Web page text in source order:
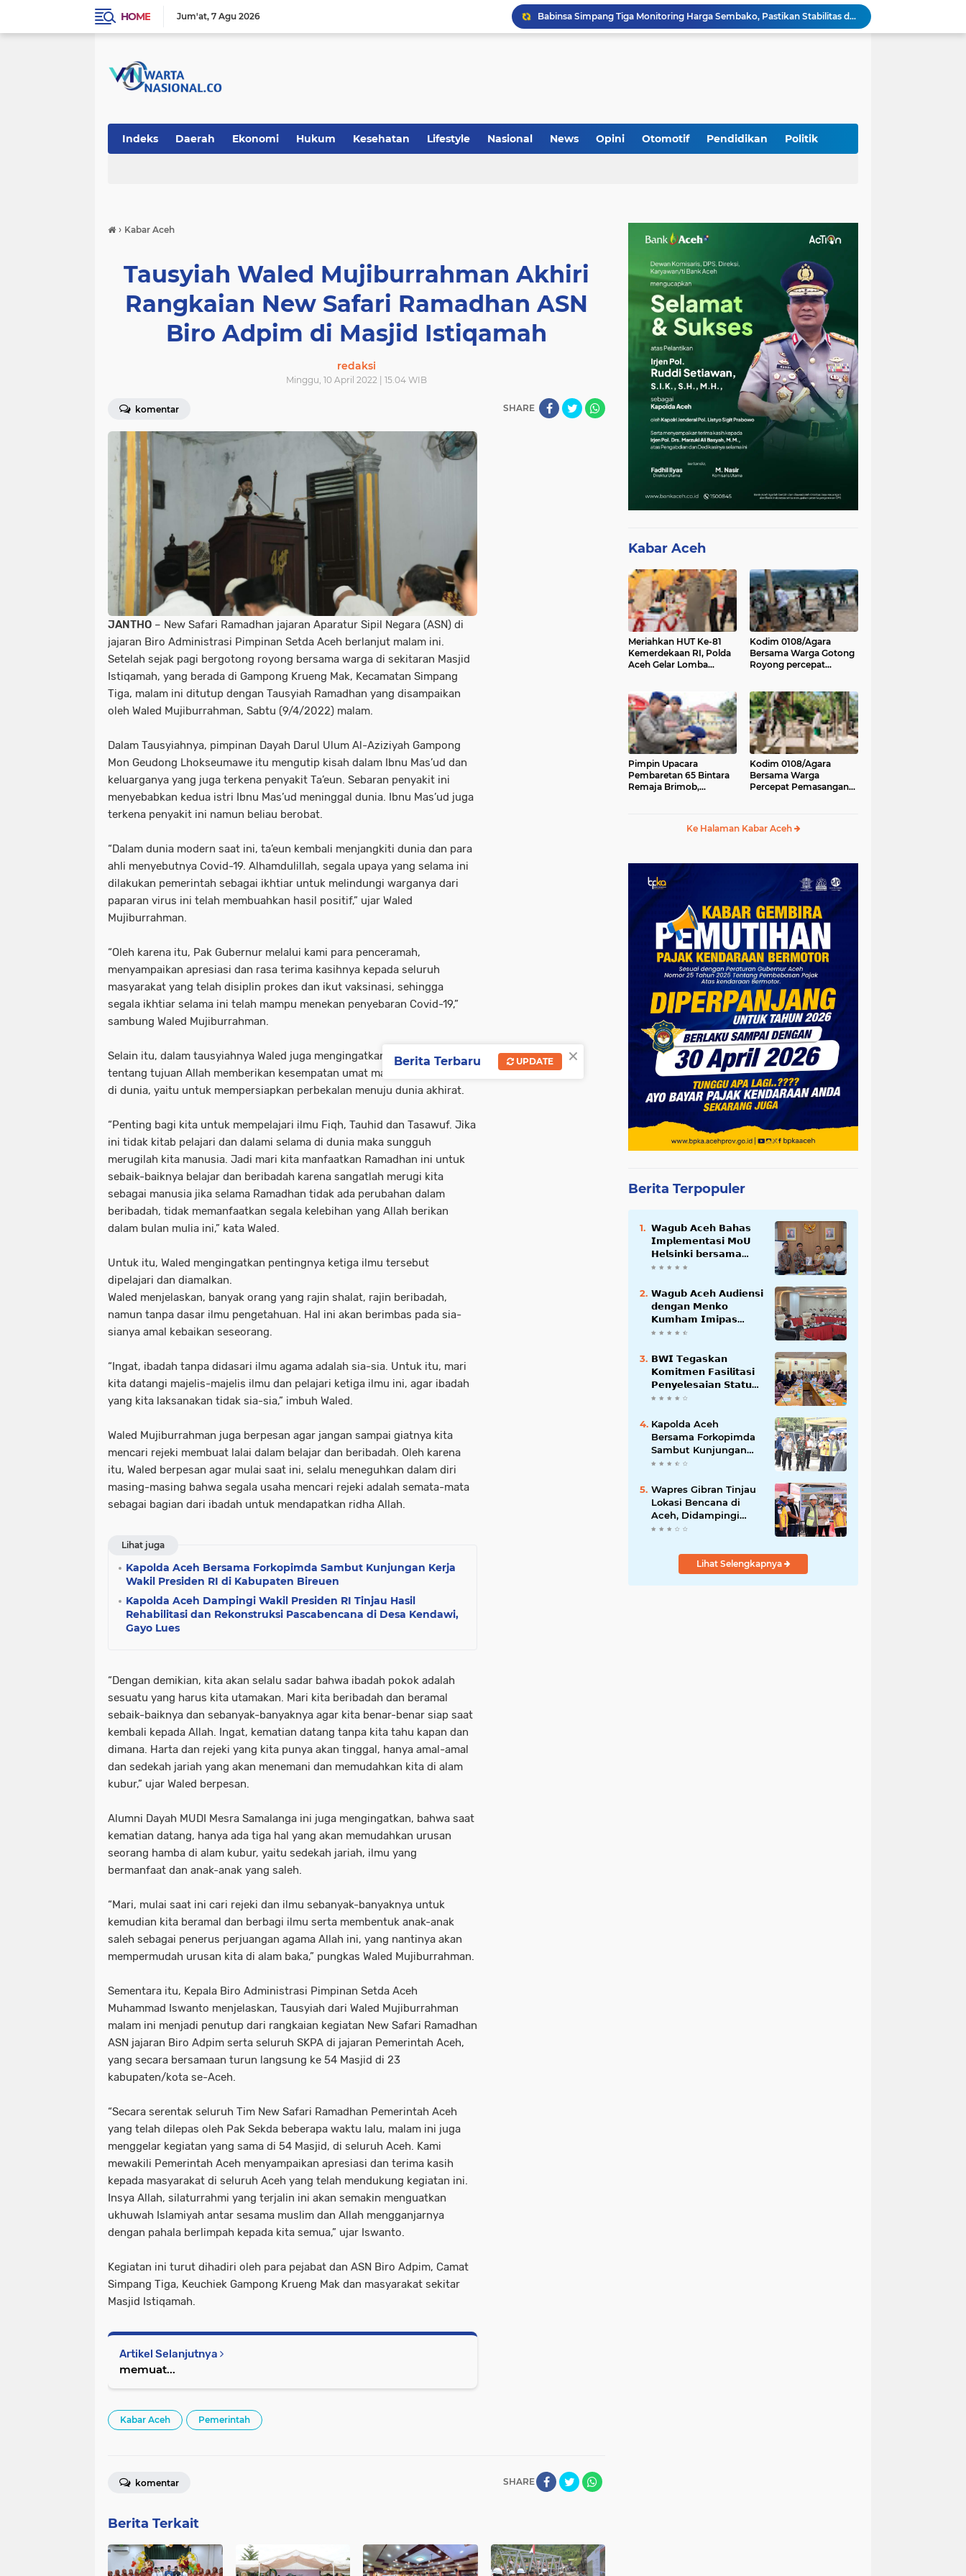
HOME Jum'at 7 Agu 2026
Babinsa Simpang Tiga Monitoring Harga Sembako, Pastikan Stabilitas dan Ketersediaan Bahan Pokok
Babinsa Lembah Seulawah Perkuat Sinergi dengan Tenaga Pendidik, Tekankan Pencegahan Kenakalan Remaja dan Bahaya Narkoba
Rp 2,5 Triliun Dana Kementan untuk Bencana, Pemerintah Aceh kelola Rp 9,7 M
Indeks Daerah Ekonomi Hukum Kesehatan Lifestyle Nasional News Opini Otomotif Pendidikan Politik
› Kabar Aceh
Tausyiah Waled Mujiburrahman Akhiri
Rangkaian New Safari Ramadhan ASN
Biro Adpim di Masjid Istiqamah
redaksi
Minggu, 10 April 2022 | 15.04 WIB
komentar SHARE
JANTHO – New Safari Ramadhan jajaran Aparatur Sipil Negara (ASN) di
jajaran Biro Administrasi Pimpinan Setda Aceh berlanjut malam ini.
Setelah sejak pagi bergotong royong bersama warga di sekitaran Masjid
Istiqamah, yang berada di Gampong Krueng Mak, Kecamatan Simpang
Tiga, malam ini ditutup dengan Tausyiah Ramadhan yang disampaikan
oleh Waled Mujiburrahman, Sabtu (9/4/2022) malam.
Dalam Tausyiahnya, pimpinan Dayah Darul Ulum Al-Aziziyah Gampong
Mon Geudong Lhokseumawe itu mengutip kisah dalam Ibnu Mas’ud dan
keluarganya yang juga terkena penyakit Ta’eun. Sebaran penyakit ini
menyebabkan kedua istri Ibnu Mas’ud meninggal dunia. Ibnu Mas’ud juga
terkena penyakit ini namun beliau berobat.
“Dalam dunia modern saat ini, ta’eun kembali menjangkiti dunia dan para
ahli menyebutnya Covid-19. Alhamdulillah, segala upaya yang selama ini
dilakukan pemerintah sebagai ikhtiar untuk melindungi warganya dari
paparan virus ini telah membuahkan hasil positif,” ujar Waled
Mujiburrahman.
“Oleh karena itu, Pak Gubernur melalui kami para penceramah,
menyampaikan apresiasi dan rasa terima kasihnya kepada seluruh
masyarakat yang telah disiplin prokes dan ikut vaksinasi, sehingga
segala ikhtiar selama ini telah mampu menekan penyebaran Covid-19,”
sambung Waled Mujiburrahman.
Selain itu, dalam tausyiahnya Waled juga mengingatkan para jamaah
tentang tujuan Allah memberikan kesempatan umat manusia untuk hidup
di dunia, yaitu untuk mempersiapkan perbekalan menuju dunia akhirat.
“Penting bagi kita untuk mempelajari ilmu Fiqh, Tauhid dan Tasawuf. Jika
ini tidak kitab pelajari dan dalami selama di dunia maka sungguh
merugilah kita manusia. Jadi mari kita manfaatkan Ramadhan ini untuk
sebaik-baiknya belajar dan beribadah karena sangatlah merugi kita
sebagai manusia jika selama Ramadhan tidak ada perubahan dalam
beribadah, tidak memanfaatkan segala kelebihan yang Allah berikan
dalam bulan mulia ini,” kata Waled.
Untuk itu, Waled mengingatkan pentingnya ketiga ilmu tersebut
dipelajari dan diamalkan.
Waled menjelaskan, banyak orang yang rajin shalat, rajin beribadah,
namun tanpa dasar ilmu pengetahuan. Hal ini akan berimbas pada sia-
sianya amal kebaikan seseorang.
“Ingat, ibadah tanpa didasari ilmu agama adalah sia-sia. Untuk itu, mari
kita datangi majelis-majelis ilmu dan pelajari ketiga ilmu ini, agar ibadah
yang kita laksanakan tidak sia-sia,” imbuh Waled.
Waled Mujiburrahman juga berpesan agar jangan sampai giatnya kita
mencari rejeki membuat lalai dalam belajar dan beribadah. Oleh karena
itu, Waled berpesan agar mulai saat ini, selalu meneguhkan dalam diri
masing-masing bahwa segala usaha mencari rejeki adalah semata-mata
sebagai bagian dari ibadah untuk mendapatkan ridha Allah.
Lihat juga
Kapolda Aceh Bersama Forkopimda Sambut Kunjungan Kerja
Wakil Presiden RI di Kabupaten Bireuen
Kapolda Aceh Dampingi Wakil Presiden RI Tinjau Hasil
Rehabilitasi dan Rekonstruksi Pascabencana di Desa Kendawi,
Gayo Lues
“Dengan demikian, kita akan selalu sadar bahwa ibadah pokok adalah
sesuatu yang harus kita utamakan. Mari kita beribadah dan beramal
sebaik-baiknya dan sebanyak-banyaknya agar kita benar-benar siap saat
kembali kepada Allah. Ingat, kematian datang tanpa kita tahu kapan dan
dimana. Harta dan rejeki yang kita punya akan tinggal, hanya amal-amal
dan sedekah jariah yang akan menemani dan memudahkan kita di alam
kubur,” ujar Waled berpesan.
Alumni Dayah MUDI Mesra Samalanga ini juga mengingatkan, bahwa saat
kematian datang, hanya ada tiga hal yang akan memudahkan urusan
seorang hamba di alam kubur, yaitu sedekah jariah, ilmu yang
bermanfaat dan anak-anak yang saleh.
“Mari, mulai saat ini cari rejeki dan ilmu sebanyak-banyaknya untuk
kemudian kita beramal dan berbagi ilmu serta membentuk anak-anak
saleh sebagai penerus perjuangan agama Allah ini, yang nantinya akan
mempermudah urusan kita di alam baka,” pungkas Waled Mujiburrahman.
Sementara itu, Kepala Biro Administrasi Pimpinan Setda Aceh
Muhammad Iswanto menjelaskan, Tausyiah dari Waled Mujiburrahman
malam ini menjadi penutup dari rangkaian kegiatan New Safari Ramadhan
ASN jajaran Biro Adpim serta seluruh SKPA di jajaran Pemerintah Aceh,
yang secara bersamaan turun langsung ke 54 Masjid di 23
kabupaten/kota se-Aceh.
“Secara serentak seluruh Tim New Safari Ramadhan Pemerintah Aceh
yang telah dilepas oleh Pak Sekda beberapa waktu lalu, malam ini juga
menggelar kegiatan yang sama di 54 Masjid, di seluruh Aceh. Kami
mewakili Pemerintah Aceh menyampaikan apresiasi dan terima kasih
kepada masyarakat di seluruh Aceh yang telah mendukung kegiatan ini.
Insya Allah, silaturrahmi yang terjalin ini akan semakin menguatkan
ukhuwah Islamiyah antar sesama muslim dan Allah mengganjarnya
dengan pahala berlimpah kepada kita semua,” ujar Iswanto.
Kegiatan ini turut dihadiri oleh para pejabat dan ASN Biro Adpim, Camat
Simpang Tiga, Keuchiek Gampong Krueng Mak dan masyarakat sekitar
Masjid Istiqamah.
Artikel Selanjutnya
memuat...
Kabar Aceh Pemerintah
SHARE
komentar
Berita Terkait
Kabar Aceh
Meriahkan HUT Ke-81
Kemerdekaan RI, Polda
Aceh Gelar Lomba
Kodim 0108/Agara
Bersama Warga Gotong
Royong percepat
Desa Gulo Aceh
Tenggara
Pimpin Upacara
Pembaretan 65 Bintara
Remaja Brimob,
Kodim 0108/Agara
Bersama Warga
Percepat Pemasangan
Ke Halaman Kabar Aceh
Berita Terpopuler
𝗪𝗮𝗴𝘂𝗯 𝗔𝗰𝗲𝗵 𝗕𝗮𝗵𝗮𝘀
𝗜𝗺𝗽𝗹𝗲𝗺𝗲𝗻𝘁𝗮𝘀𝗶 𝗠𝗼𝗨
𝗛𝗲𝗹𝘀𝗶𝗻𝗸𝗶 𝗯𝗲𝗿𝘀𝗮𝗺𝗮
𝗦𝗲𝗸𝗿𝗲𝘁𝗮𝗿𝗶𝗮𝘁 𝗡𝗲𝗴𝗮𝗿𝗮
𝗪𝗮𝗴𝘂𝗯 𝗔𝗰𝗲𝗵 𝗔𝘂𝗱𝗶𝗲𝗻𝘀𝗶
𝗱𝗲𝗻𝗴𝗮𝗻 𝗠𝗲𝗻𝗸𝗼
𝗞𝘂𝗺𝗵𝗮𝗺 𝗜𝗺𝗶𝗽𝗮𝘀
𝗧𝗲𝗿𝗸𝗮𝗶𝘁 𝗦𝘁𝗮𝘁𝘂𝘀 𝗪𝗮𝗸𝗮𝗳
𝗕𝗪𝗜 𝗧𝗲𝗴𝗮𝘀𝗸𝗮𝗻
𝗞𝗼𝗺𝗶𝘁𝗺𝗲𝗻 𝗙𝗮𝘀𝗶𝗹𝗶𝘁𝗮𝘀𝗶
𝗣𝗲𝗻𝘆𝗲𝗹𝗲𝘀𝗮𝗶𝗮𝗻 𝗦𝘁𝗮𝘁𝘂𝘀
𝗪𝗮𝗸𝗮𝗳 𝗕𝗹𝗮𝗻𝗴 𝗣𝗮𝗱𝗮𝗻𝗴
Kapolda Aceh
Bersama Forkopimda
Sambut Kunjungan
Kerja Wakil Presiden
Bireuen
Wapres Gibran Tinjau
Lokasi Bencana di
Aceh, Didampingi
Wagub Dek Fadh
Lihat Selengkapnya
×
Berita Terbaru UPDATE